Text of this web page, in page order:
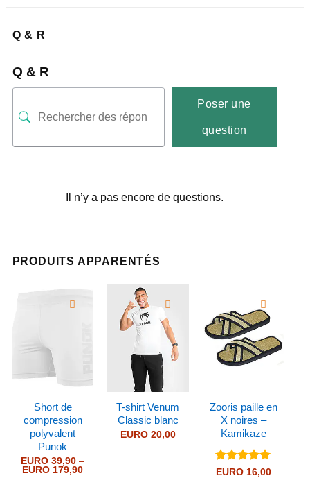
Q & R
Q & R
Poser une
question
Il n’y a pas encore de questions.
PRODUITS APPARENTÉS
Short de
compression
polyvalent
Punok
EURO 39,90 –
EURO 179,90Price
T-shirt Venum
Classic blanc
EURO20,00
Zooris paille en
X noires –
Kamikaze
Note5sur
EURO16,00